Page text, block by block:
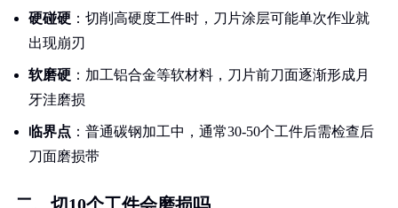
硬碰硬 ：切削高硬度工件时，刀片涂层可能单次作业就
出现崩刃
软磨硬 ：加工铝合金等软材料，刀片前刀面逐渐形成月
牙洼磨损
临界点 ：普通碳钢加工中，通常30-50个工件后需检查后
刀面磨损带